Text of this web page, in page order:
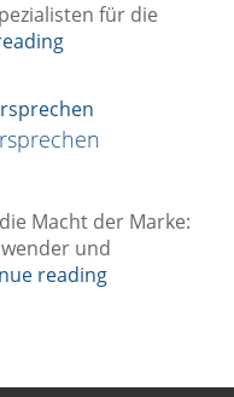
für die
Macht der Marke:
und
reading